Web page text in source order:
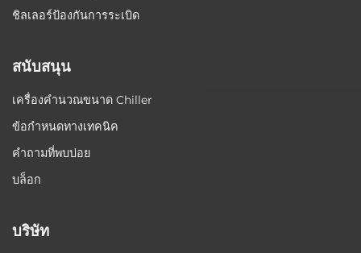
ชิลเลอร์ป้องกันการระเบิด
สนับสนุน
เครื่องคำนวณขนาด Chiller
ข้อกำหนดทางเทคนิค
คำถามที่พบบ่อย
บล็อก
บริษัท